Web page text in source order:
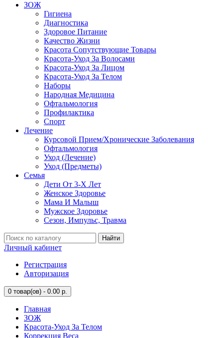
ЗОЖ
Гигиена
Диагностика
Здоровое Питание
Качество Жизни
Красота Сопутствующие Товары
Красота-Уход За Волосами
Красота-Уход За Лицом
Красота-Уход За Телом
Наборы
Народная Медицина
Офтальмология
Профилактика
Спорт
Лечение
Курсовой Прием/Хронические Заболевания
Офтальмология
Уход (Лечение)
Уход (Предметы)
Семья
Дети От 3-Х Лет
Женское Здоровье
Мама И Малыш
Мужское Здоровье
Сезон, Импульс, Травма
Найти
Личный кабинет
Регистрация
Авторизация
0 товар(ов) - 0.00 р.
Главная
ЗОЖ
Красота-Уход За Телом
Коррекция Веса